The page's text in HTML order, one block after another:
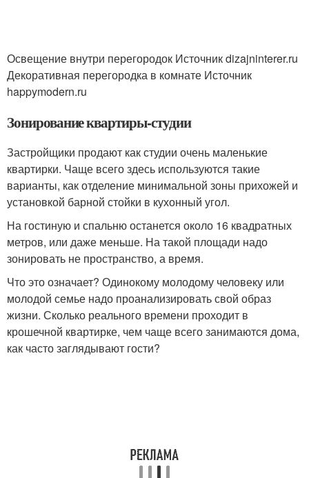
Освещение внутри перегородок Источник dizajninterer.ru
Декоративная перегородка в комнате Источник
happymodern.ru
Зонирование квартиры-студии
Застройщики продают как студии очень маленькие
квартирки. Чаще всего здесь используются такие
варианты, как отделение минимальной зоны прихожей и
установкой барной стойки в кухонный угол.
На гостиную и спальню останется около 16 квадратных
метров, или даже меньше. На такой площади надо
зонировать не пространство, а время.
Что это означает? Одинокому молодому человеку или
молодой семье надо проанализировать свой образ
жизни. Сколько реального времени проходит в
крошечной квартирке, чем чаще всего занимаются дома,
как часто заглядывают гости?